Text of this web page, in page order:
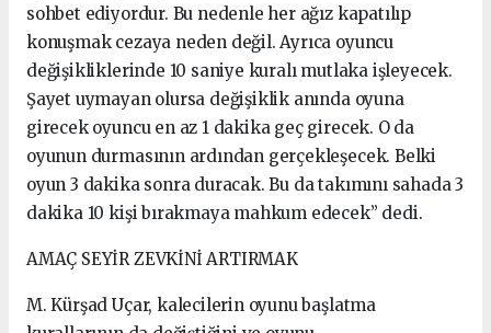
sohbet ediyordur. Bu nedenle her ağız kapatılıp
konuşmak cezaya neden değil. Ayrıca oyuncu
değişikliklerinde 10 saniye kuralı mutlaka işleyecek.
Şayet uymayan olursa değişiklik anında oyuna
girecek oyuncu en az 1 dakika geç girecek. O da
oyunun durmasının ardından gerçekleşecek. Belki
oyun 3 dakika sonra duracak. Bu da takımını sahada 3
dakika 10 kişi bırakmaya mahkum edecek” dedi.
AMAÇ SEYİR ZEVKİNİ ARTIRMAK
M. Kürşad Uçar, kalecilerin oyunu başlatma